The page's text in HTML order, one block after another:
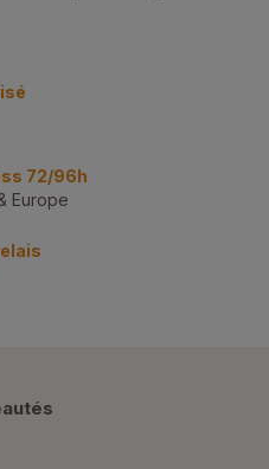
72/96h
Europe